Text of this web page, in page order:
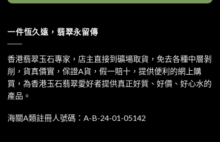
一件恆久遠，翡翠永留傳
香港翡翠玉石專家，店主直接到礦場取貨，免去各種中層剝
削，貨真價實，保證A貨，假一賠十，提供便利的網上購
買，為香港玉石翡翠愛好者提供真正好質、好價、好心水的
產品。
海關A類註冊人號碼：A-B-24-01-05142